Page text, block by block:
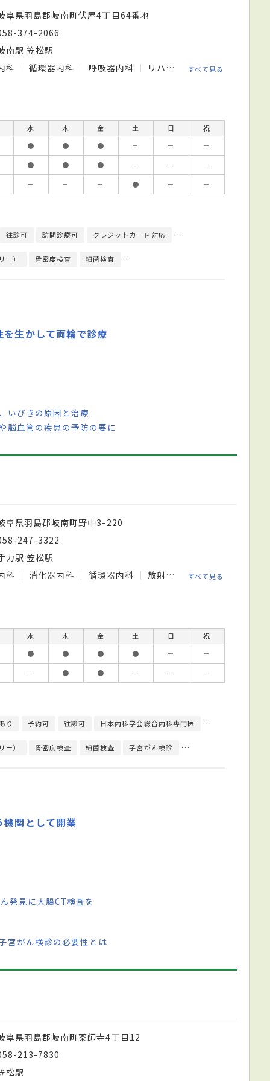
阜県羽島郡岐南町伏屋4丁目64番地
374-2066
南駅 笠松駅
科
循環器内科 呼吸器内科 リハビリテーション科 すべて見る
水 木 金 土 日
祝
●
● ● － －
－
●
● ● － －
－
－
－ － ● － －
往診可 訪問診療可 クレジットカード対応 健康診断対応
ー） 骨密度検査 細菌検査 心臓超音波（エコー）検査
生かして両輪で診療
いびきの原因と治療
脳血管の疾患の予防の要に
阜県羽島郡岐南町野中3-220
247-3322
力駅 笠松駅
科
消化器内科 循環器内科 放射線科 すべて見る
水 木 金 土 日
祝
●
● ● ● －
－
－
● ● － － －
り 予約可 往診可 日本内科学会総合内科専門医 日本産科婦人科
ー） 骨密度検査 細菌検査 子宮がん検診 上部内視鏡検査
機関として開業
発見に大腸CT検査を
宮がん検診の必要性とは
阜県羽島郡岐南町薬師寺4丁目12
213-7830
松駅